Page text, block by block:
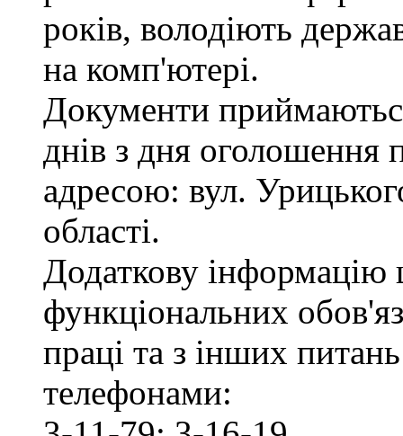
років, володіють
на комп'ютері.
Документи
днів з дня оголошення
адресою: вул.
області.
Додаткову
функціональних
праці та з інших
телефонами: